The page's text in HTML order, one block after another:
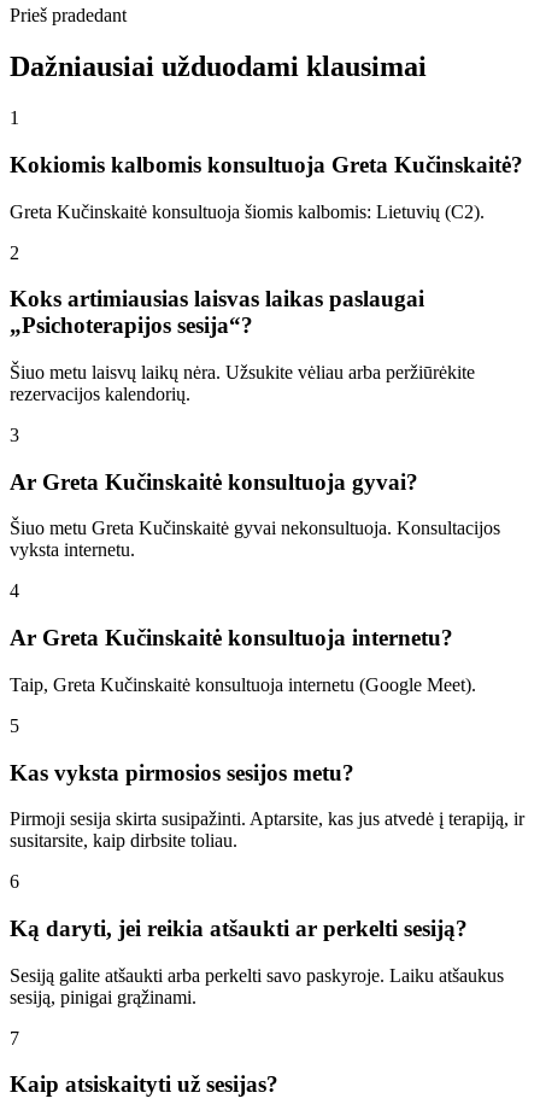
Prieš pradedant
Dažniausiai užduodami klausimai
1
Kokiomis kalbomis konsultuoja Greta Kučinskaitė?
Greta Kučinskaitė konsultuoja šiomis kalbomis: Lietuvių (C2).
2
Koks artimiausias laisvas laikas paslaugai
„Psichoterapijos sesija“?
Šiuo metu laisvų laikų nėra. Užsukite vėliau arba peržiūrėkite
rezervacijos kalendorių.
3
Ar Greta Kučinskaitė konsultuoja gyvai?
Šiuo metu Greta Kučinskaitė gyvai nekonsultuoja. Konsultacijos
vyksta internetu.
4
Ar Greta Kučinskaitė konsultuoja internetu?
Taip, Greta Kučinskaitė konsultuoja internetu (Google Meet).
5
Kas vyksta pirmosios sesijos metu?
Pirmoji sesija skirta susipažinti. Aptarsite, kas jus atvedė į terapiją, ir
susitarsite, kaip dirbsite toliau.
6
Ką daryti, jei reikia atšaukti ar perkelti sesiją?
Sesiją galite atšaukti arba perkelti savo paskyroje. Laiku atšaukus
sesiją, pinigai grąžinami.
7
Kaip atsiskaityti už sesijas?